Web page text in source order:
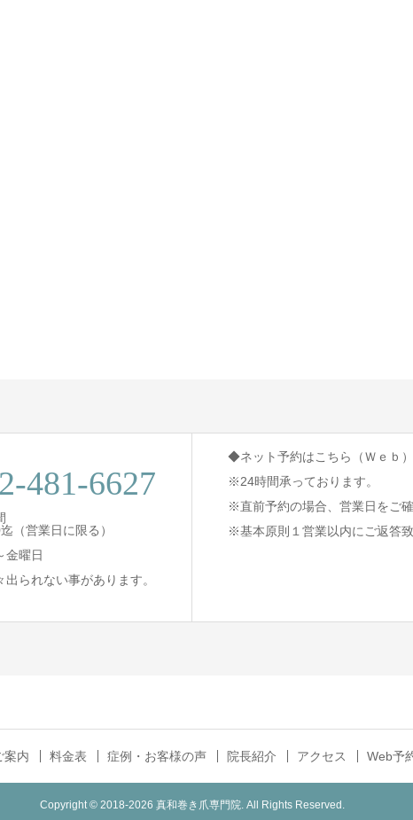
481-6627
（営業日に限る）
金曜日
られない事があります。
◆ネット予約はこちら（Ｗｅｂ）
※24時間承っております。
※直前予約の場合、営業日をご確
※基本原則１営業以内にご返答致
案内 料金表 症例・お客様の声 院長紹介 アクセス Web予
Copyright © 2018-2026 真和巻き爪専門院. All Rights Reserved.